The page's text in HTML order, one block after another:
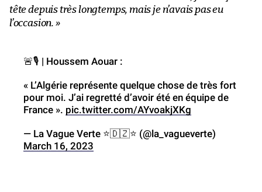
tête depuis très longtemps, mais je n’avais pas eu
l’occasion. »
🚨🎙️ | Houssem Aouar :
« L’Algérie représente quelque chose de très fort
pour moi. J’ai regretté d’avoir été en équipe de
France ». pic.twitter.com/AYvoakjXKg
— La Vague Verte ⭐️🇩🇿⭐️ (@la_vagueverte)
March 16, 2023